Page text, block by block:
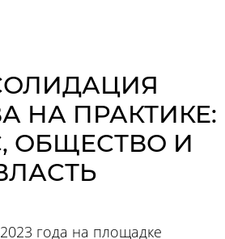
НА ПРАКТИКЕ:
ОБЩЕСТВО И
года на площадке